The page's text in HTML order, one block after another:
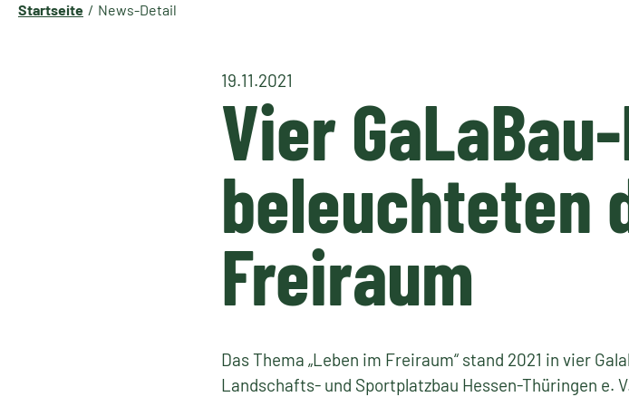
Startseite News-Detail
19.11.2021
Vier
beleuchteten
Freiraum
Das Thema „Leben im Freiraum“ stand 2021 in vier
Landschafts- und Sportplatzbau Hessen-Thüringen e.